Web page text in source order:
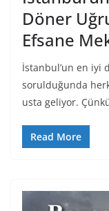
Döner
Efsane
İstanbul’un en iyi
sorulduğunda
usta geliyor.
Read More